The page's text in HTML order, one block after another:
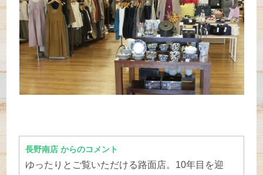
長野南店 からのコメント
ゆったりとご覧いただける路面店。10年目を迎